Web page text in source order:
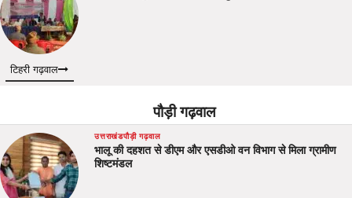
टिहरी गढ़वाल
पौड़ी गढ़वाल
उत्तराखंडपौड़ी गढ़वाल
भालू की दहशत से डीएम और एसडीओ वन विभाग से मिला ग्रामीण
शिष्टमंडल